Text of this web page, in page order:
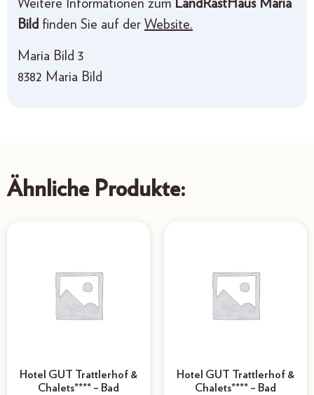
Weitere Informationen zum LandRastHaus Maria
Bild finden Sie auf der Website.
Maria Bild 3
8382 Maria Bild
Ähnliche Produkte:
Hotel GUT Trattlerhof &
Chalets**** – Bad
Hotel GUT Trattlerhof &
Chalets**** – Bad